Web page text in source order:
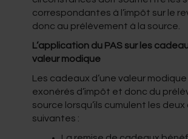
correspondantes à l’impôt sur le
donc au prélèvement à la source.
L’application du PAS sur les
valeur modique
Les cadeaux d’une valeur
exonérés d’impôt et donc du
source lorsqu’ils cumulent les
suivantes :